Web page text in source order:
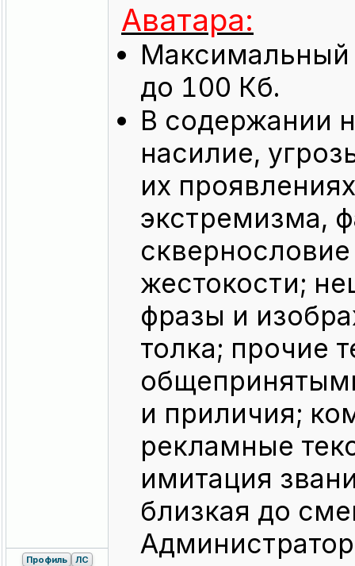
Aватара:
Максимальный
до 100 Кб.
В содержании
насилие,
их
экстремизма,
жестокости;
фразы и
толка; прочие
и приличия;
рекламные
имитация
близкая до
Профиль ЛС